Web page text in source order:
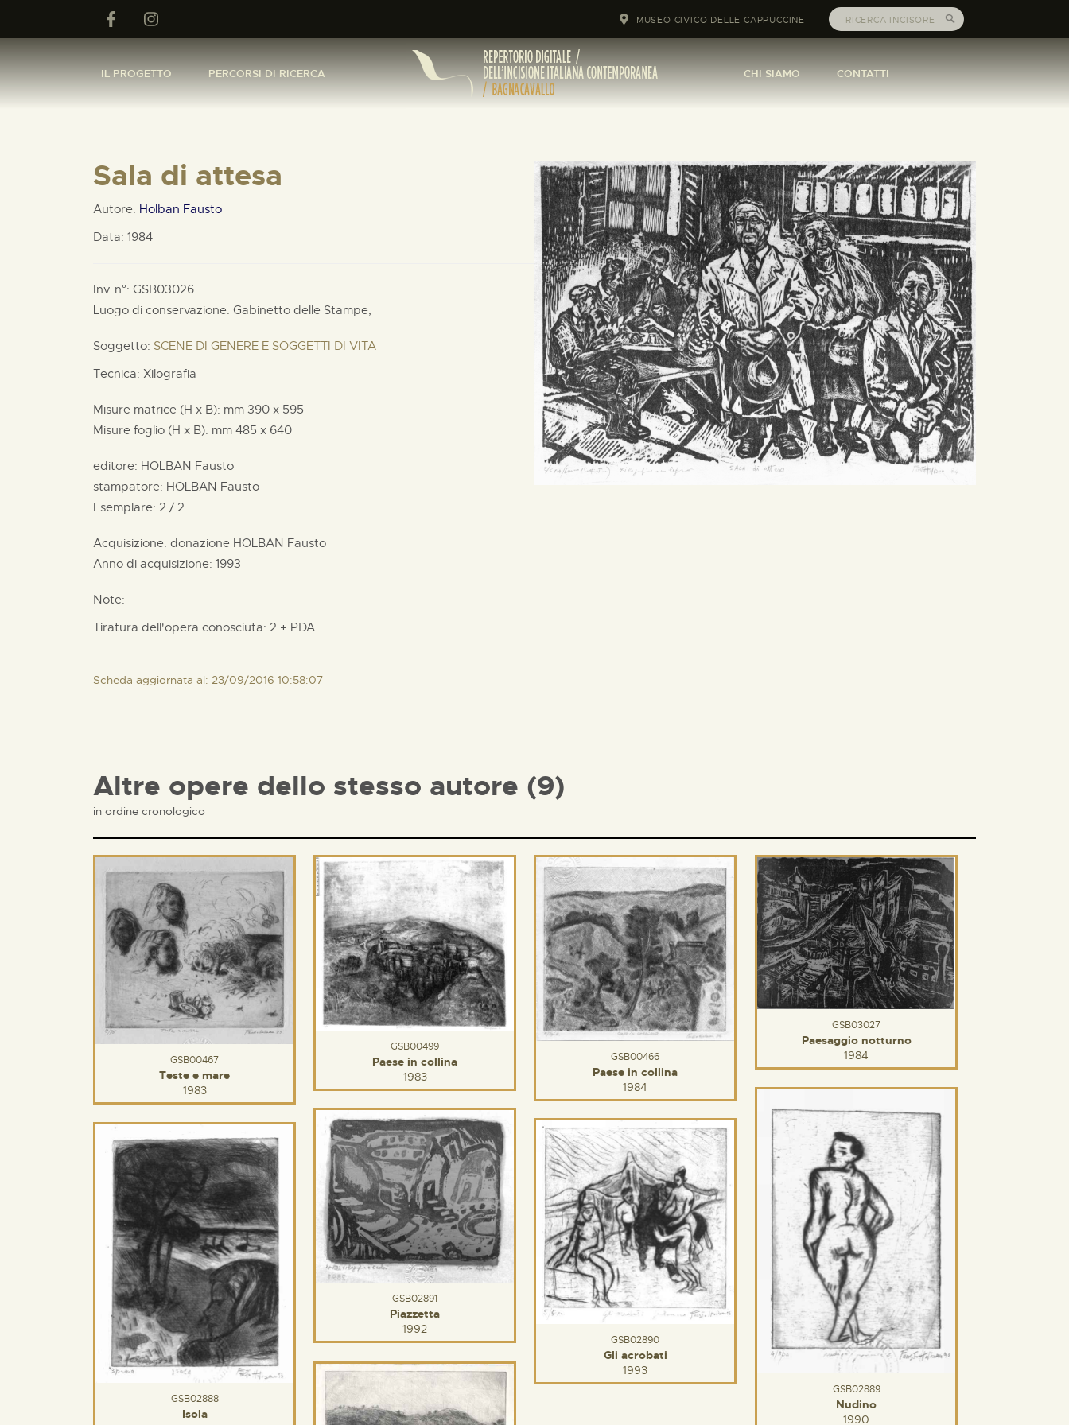
MUSEO CIVICO DELLE CAPPUCCINE
IL PROGETTO PERCORSI DI RICERCA CHI SIAMO CONTATTI
Sala di attesa
Autore: Holban Fausto
Data: 1984
Inv. n°: GSB03026
Luogo di conservazione: Gabinetto delle Stampe;
Soggetto: SCENE DI GENERE E SOGGETTI DI VITA
Tecnica: Xilografia
Misure matrice (H x B): mm 390 x 595
Misure foglio (H x B): mm 485 x 640
editore: HOLBAN Fausto
stampatore: HOLBAN Fausto
Esemplare: 2 / 2
Acquisizione: donazione HOLBAN Fausto
Anno di acquisizione: 1993
Note:
Tiratura dell'opera conosciuta: 2 + PDA
Scheda aggiornata al: 23/09/2016 10:58:07
Altre opere dello stesso autore (9)
in ordine cronologico
GSB00467
Teste e mare
1983
GSB00499
Paese in collina
1983
GSB00466
Paese in collina
1984
GSB03027
Paesaggio notturno
1984
GSB02889
Nudino
1990
GSB02891
Piazzetta
1992
GSB02890
Gli acrobati
1993
GSB02888
Isola